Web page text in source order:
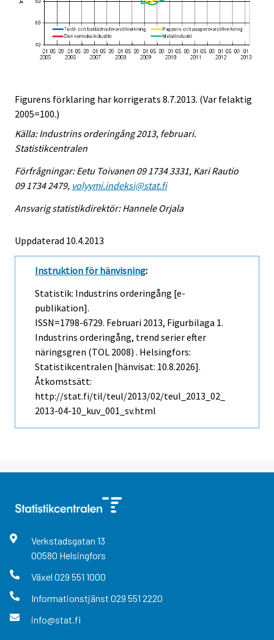
Figurens förklaring har korrigerats 8.7.2013. (Var felaktig
2005=100.)
Källa: Industrins orderingång 2013, februari.
Statistikcentralen
Förfrågningar: Eetu Toivanen 09 1734 3331, Kari Rautio
09 1734 2479, volyymi.indeksi@stat.fi
Ansvarig statistikdirektör: Hannele Orjala
Uppdaterad 10.4.2013
Instruktion för hänvisning:
Statistik: Industrins orderingång [e-
publikation].
ISSN=1798-6729. Februari 2013, Figurbilaga 1.
Industrins orderingång, trend serier efter
näringsgren (TOL 2008) . Helsingfors:
Statistikcentralen [hänvisat: 10.8.2026].
Åtkomstsätt:
http://stat.fi/til/teul/2013/02/teul_2013_02_
2013-04-10_kuv_001_sv.html
Verkstadsgatan 13
00580 Helsingfors
Växel 029 551 1000
Informationstjänst 029 551 2220
info@stat.fi